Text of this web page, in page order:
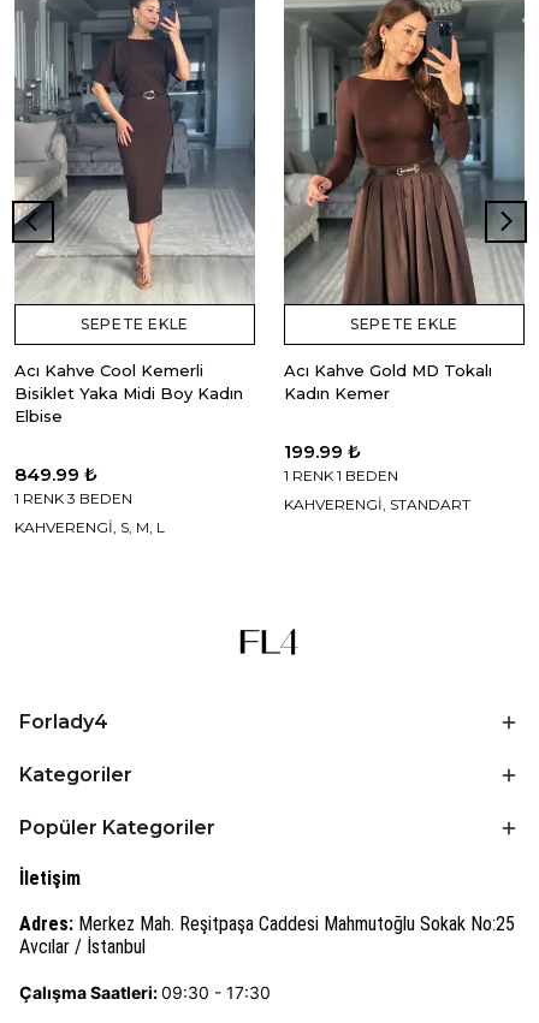
SEPETE EKLE
Acı Kahve Cool Kemerli
Bisiklet Yaka Midi Boy Kadın
Elbise
849.99 ₺
1 RENK 3 BEDEN
KAHVERENGİ, S, M, L
SEPETE EKLE
Acı Kahve Gold MD Tokalı
Kadın Kemer
199.99 ₺
1 RENK 1 BEDEN
KAHVERENGİ, STANDART
Forlady4
Kategoriler
Popüler Kategoriler
İletişim
Adres: Merkez Mah. Reşitpaşa Caddesi Mahmutoğlu Sokak No:25
Avcılar / İstanbul
Çalışma Saatleri:09:30 - 17:30